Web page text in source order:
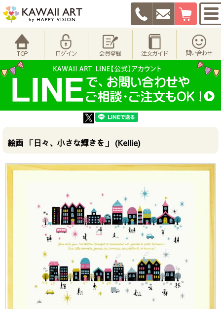
TOP ログイン 会員登録 注文ガイド 問い合わせ
絵画 「日々、小さな輝きを」 (Kellie)